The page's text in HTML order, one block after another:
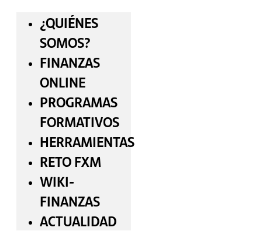
¿QUIÉNES
SOMOS?
FINANZAS
ONLINE
PROGRAMAS
FORMATIVOS
HERRAMIENTAS
RETO FXM
WIKI-
FINANZAS
ACTUALIDAD